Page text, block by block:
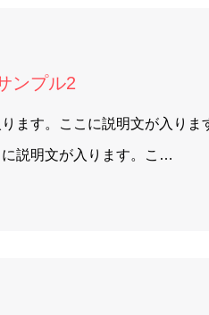
ンプル2
ます。ここに説明文が入りま
説明文が入ります。こ…